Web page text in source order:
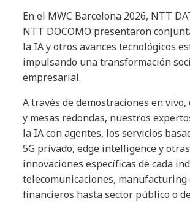
En el MWC Barcelona 2026, NTT
NTT DOCOMO presentaron
la IA y otros avances tecnológicos
impulsando una transformación
empresarial.
A través de demostraciones en
y mesas redondas, nuestros
la IA con agentes, los servicios
5G privado, edge intelligence y otras
innovaciones específicas de cada
telecomunicaciones, manufacturing
financieros hasta sector público o